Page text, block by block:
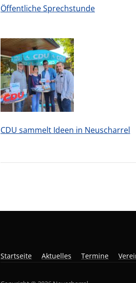
Öffentliche Sprechstunde
CDU sammelt Ideen in Neuscharrel
Startseite Aktuelles Termine